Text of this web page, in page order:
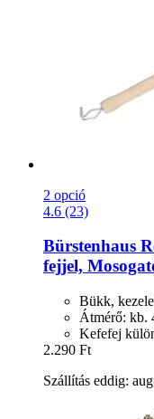
2 opció
4.6 (23)
Bürstenhaus
fejjel,
Bükk,
Átmérő: kb.
Kefefej
2.290 Ft
Szállítás eddig: